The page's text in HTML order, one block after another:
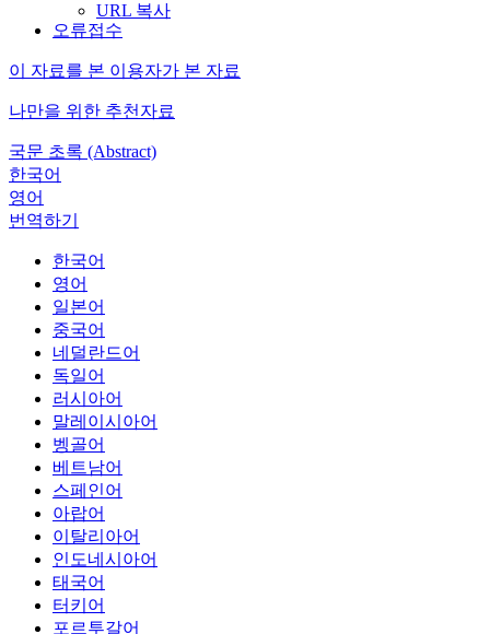
URL 복사
오류접수
이 자료를 본 이용자가 본 자료
나만을 위한 추천자료
국문 초록 (Abstract)
한국어
영어
번역하기
한국어
영어
일본어
중국어
네덜란드어
독일어
러시아어
말레이시아어
벵골어
베트남어
스페인어
아랍어
이탈리아어
인도네시아어
태국어
터키어
포르투갈어